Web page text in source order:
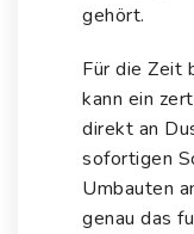
gehört.
Für die Zeit
kann ein
direkt an
sofortigen
Umbauten
genau das